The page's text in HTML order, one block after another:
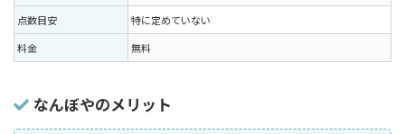
点数目安
特に定めていない
料金
無料
なんぼやのメリット